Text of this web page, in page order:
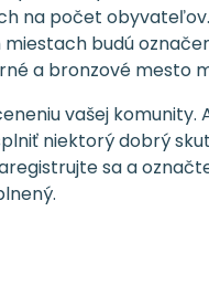
na počet
budú
a bronzové mesto
vašej komunity.
niektorý dobrý
sa a